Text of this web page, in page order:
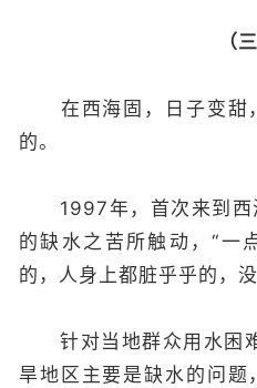
（
在西海固，日子变甜
的。
1997年，首次来到西
的缺水之苦所触动，“一
的，人身上都脏乎乎的，没
针对当地群众用水困难
旱地区主要是缺水的问题